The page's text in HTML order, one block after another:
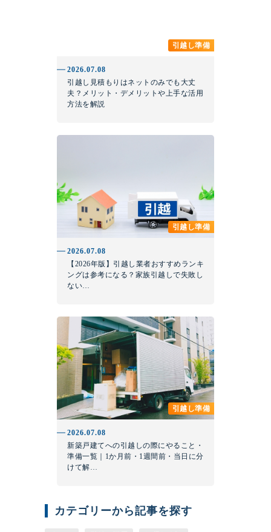
2026.07.08
引越し見積もりはネットのみでも大丈
夫？メリット・デメリットや上手な活用
方法を解説
引越し準備
2026.07.08
【2026年版】引越し業者おすすめランキ
ングは参考になる？家族引越しで失敗し
ない…
引越し準備
2026.07.08
新築戸建てへの引越しの際にやること・
準備一覧｜1か月前・1週間前・当日に分
けて解…
引越し準備
カテゴリーから記事を探す